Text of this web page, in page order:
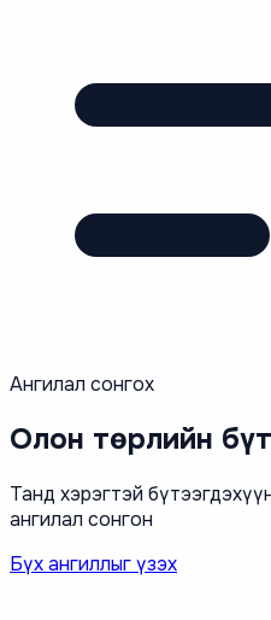
Ангилал сонгох
Олон төрлийн
Танд хэрэгтэй
ангилал сонгон
Бүх ангиллыг үзэх